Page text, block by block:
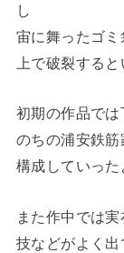
し
宙に舞ったゴ
上で破裂する
初期の作品で
のちの浦安鉄筋
構成していった
また作中では
技などがよく